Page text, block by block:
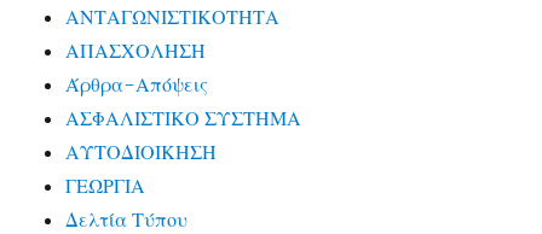
ΑΝΤΑΓΩΝΙΣΤΙΚΟΤΗΤΑ
ΑΠΑΣΧΟΛΗΣΗ
Άρθρα-Απόψεις
ΑΣΦΑΛΙΣΤΙΚΟ ΣΥΣΤΗΜΑ
ΑΥΤΟΔΙΟΙΚΗΣΗ
ΓΕΩΡΓΙΑ
Δελτία Τύπου